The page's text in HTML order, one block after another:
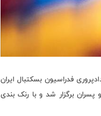
فدراسیون بسکتبال ایران
ملی ۲۰۲۶، در دو بخش دختران و پسران برگزار شد و با رنک بندی